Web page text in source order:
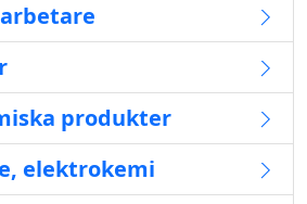
produkter
elektrokemi